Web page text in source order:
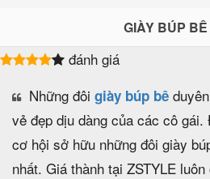
GIÀY BÚP
đánh giá
Những đôi giày búp bê
vẻ đẹp dịu dàng của các cô
cơ hội sở hữu những đôi giày
nhất. Giá thành tại ZSTYLE